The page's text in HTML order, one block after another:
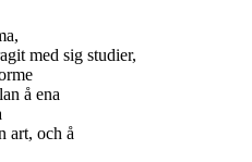
med sig studier,
å ena
art, och å